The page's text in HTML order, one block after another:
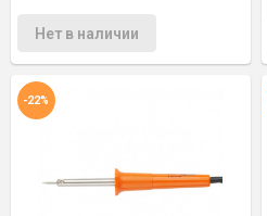
Нет в наличии
-22%